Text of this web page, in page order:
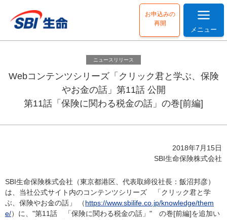
お申込みの
再開
メニュー
ニュースリリース
Webコンテンツシリーズ「クリック君と学ぶ、保険
やお金の話」第11話 公開
第11話「保険に関わる税金の話」の巻[前編]
2018年7月15日
SBI生命保険株式会社
SBI生命保険株式会社（東京都港区、代表取締役社長：飯沼邦彦）
は、当社公式サイト内のコンテンツシリーズ 「クリック君と学
ぶ、保険やお金の話」 （https://www.sbilife.co.jp/knowledge/them
e/）に、"第11話 「保険に関わる税金の話」" の巻[前編]を追加い